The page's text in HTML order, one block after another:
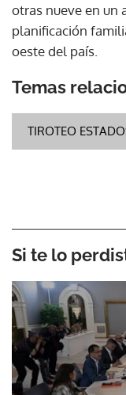
otras nueve en un
planificación
oeste del país.
Temas
TIROTEO
Si te lo